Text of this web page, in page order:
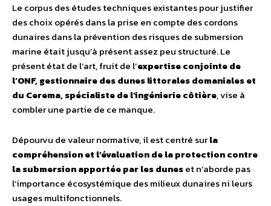
Le corpus des études techniques existantes pour justifier
des choix opérés dans la prise en compte des cordons
dunaires dans la prévention des risques de submersion
marine était jusqu’à présent assez peu structuré. Le
présent état de l’art, fruit de l’expertise conjointe de
l’ONF, gestionnaire des dunes littorales domaniales et
du Cerema, spécialiste de l’ingénierie côtière, vise à
combler une partie de ce manque.
Dépourvu de valeur normative, il est centré surla
compréhension et l’évaluation de la protection contre
la submersion apportée par les duneset n’aborde pas
l’importance écosystémique des milieux dunaires ni leurs
usages multifonctionnels.